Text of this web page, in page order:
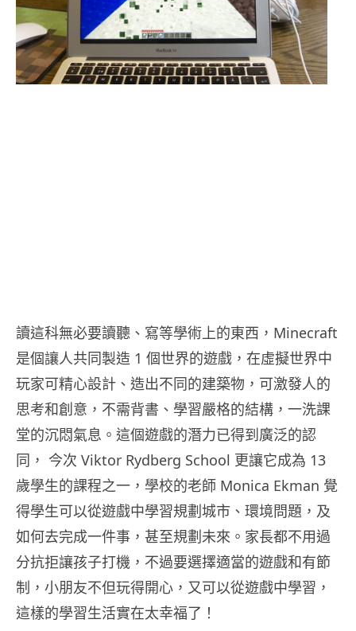
讀這科無必要讀聽、寫等學術上的東西，Minecraft
是個讓人共同製造 1 個世界的遊戲，在虛擬世界中
玩家可精心設計、造出不同的建築物，可激發人的
思考和創意，不需背書、學習嚴格的結構，一洗課
堂的沉悶氣息。這個遊戲的潛力已得到廣泛的認
同， 今次 Viktor Rydberg School 更讓它成為 13
歲學生的課程之一，學校的老師 Monica Ekman 覺
得學生可以從遊戲中學習規劃城市、環境問題，及
如何去完成一件事，甚至規劃未來。家長都不用過
分抗拒讓孩子打機，不過要選擇適當的遊戲和有節
制，小朋友不但玩得開心，又可以從遊戲中學習，
這樣的學習生活實在太幸福了！